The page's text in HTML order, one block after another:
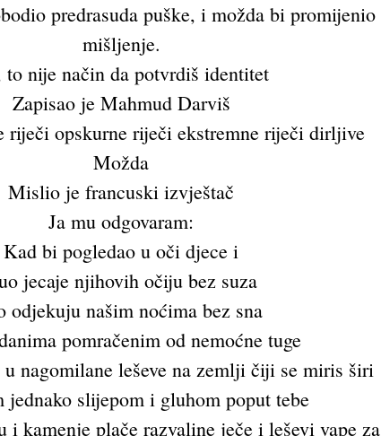
predrasuda puške, i možda bi promijenio
mišljenje.
to nije način da potvrdiš identitet
Zapisao je Mahmud Darviš
riječi opskurne riječi ekstremne riječi dirljive
Možda
Mislio je francuski izvještač
Ja mu odgovaram:
Kad bi pogledao u oči djece i
jecaje njihovih očiju bez suza
odjekuju našim noćima bez sna
pomračenim od nemoćne tuge
nagomilane leševe na zemlji čiji se miris širi
jednako slijepom i gluhom poput tebe
kamenje plače razvaline ječe i leševi vape za